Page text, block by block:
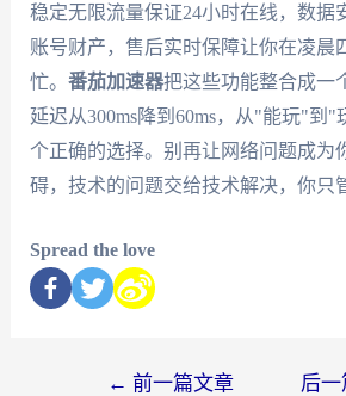
稳定无限流量保证24小时在线，数据
账号财产，售后实时保障让你在凌晨
忙。 番茄加速器把这些功能整合成一
延迟从300ms降到60ms，从"能玩"到
个正确的选择。别再让网络问题成为
碍，技术的问题交给技术解决，你只
Spread the love
← 前一篇文章 后